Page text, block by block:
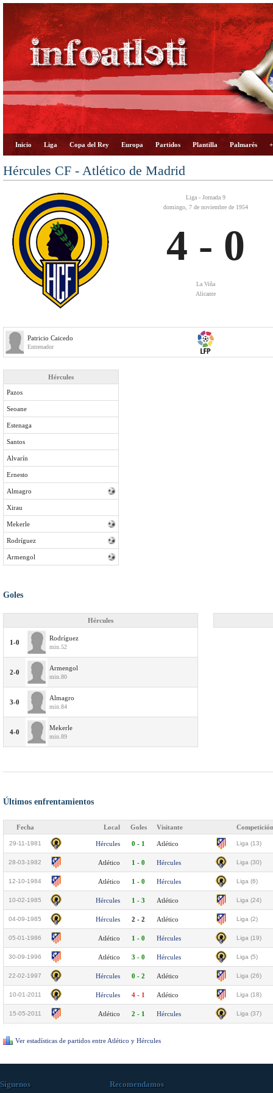
Inicio Liga Copa del Rey Europa Partidos Plantilla Palmarés
Hércules CF - Atlético de Madrid
Liga - Jornada 9
domingo, 7 de noviembre de 1954
4 - 0
La Viña
Alicante
Patricio Caicedo
Entrenador
Hércules
Pazos
Seoane
Estenaga
Santos
Alvarín
Ernesto
Almagro
Xirau
Mekerle
Rodríguez
Armengol
Goles
Hércules
1-0
Rodríguez
min.52
2-0
Armengol
min.80
3-0
Almagro
min.84
4-0
Mekerle
min.89
Últimos enfrentamientos
Fecha Local Goles Visitante Competición
29-11-1981 Hércules 0 - 1 Atlético Liga (13)
28-03-1982 Atlético 1 - 0 Hércules Liga (30)
12-10-1984 Atlético 1 - 0 Hércules Liga (6)
10-02-1985 Hércules 1 - 3 Atlético Liga (24)
04-09-1985 Hércules 2 - 2 Atlético Liga (2)
05-01-1986 Atlético 1 - 0 Hércules Liga (19)
30-09-1996 Atlético 3 - 0 Hércules Liga (5)
22-02-1997 Hércules 0 - 2 Atlético Liga (26)
10-01-2011 Hércules 4 - 1 Atlético Liga (18)
15-05-2011 Atlético 2 - 1 Hércules Liga (37)
Ver estadísticas de partidos entre Atlético y Hércules
Síguenos Recomendamos